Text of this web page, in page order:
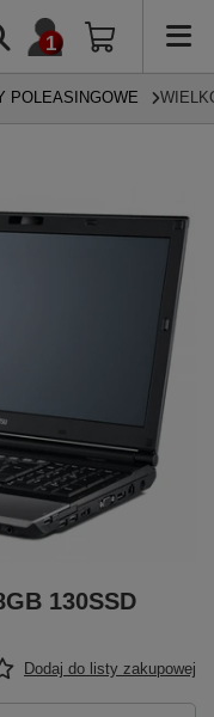
POLEASINGOWE
130SSD
Dodaj do listy zakupowej